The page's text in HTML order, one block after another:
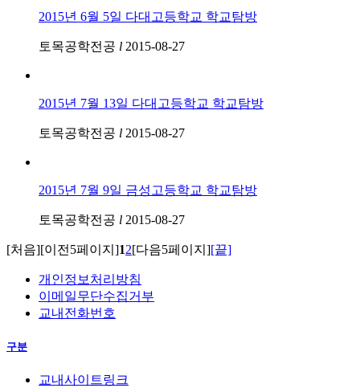
2015년 6월 5일 다대고등학교 학교탐방
토목공학전공 l 2015-08-27
2015년 7월 13일 다대고등학교 학교탐방
토목공학전공 l 2015-08-27
2015년 7월 9일 금성고등학교 학교탐방
토목공학전공 l 2015-08-27
[처음][이전5페이지]12[다음5페이지][끝]
개인정보처리방침
이메일무단수집거부
교내전화번호
구분
교내사이트링크